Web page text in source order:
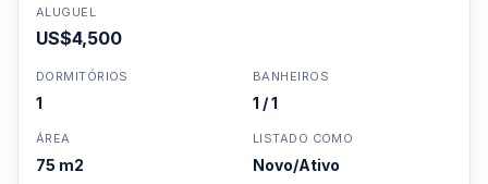
ALUGUEL
US$4,500
DORMITÓRIOS
1
BANHEIROS
1 / 1
ÁREA
75 m2
LISTADO COMO
Novo/Ativo